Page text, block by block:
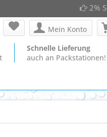
2%
Mein Konto
Schnelle Lieferung
auch an Packstationen!